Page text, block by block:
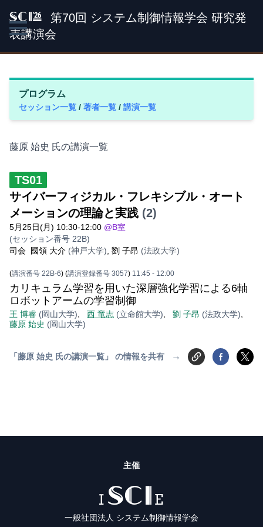
SCI '26
第70回 システム制御情報学会 研究発
表講演会
プログラム
セッション一覧 / 著者一覧 / 講演一覧
藤原 始史 氏の講演一覧
TS01
サイバーフィジカル・フレキシブル・オート
メーションの理論と実践 (2)
5月25日(月) 10:30-12:00 @B室
(セッション番号 22B)
司会 國領 大介 (神戸大学) 劉 子昂 (法政大学)
(講演番号 22B-6) (講演登録番号 3057) 11:45 - 12:00
カリキュラム学習を用いた深層強化学習による6軸
ロボットアームの学習制御
王 博睿 (岡山大学) 西 竜志 (立命館大学) 劉 子昂 (法政大学)
藤原 始史 (岡山大学)
「藤原 始史 氏の講演一覧」 の情報を共有 →
主催
ISCIE
一般社団法人 システム制御情報学会